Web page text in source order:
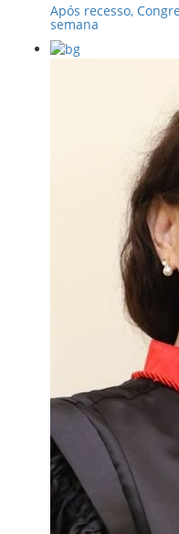
Após recesso,
semana